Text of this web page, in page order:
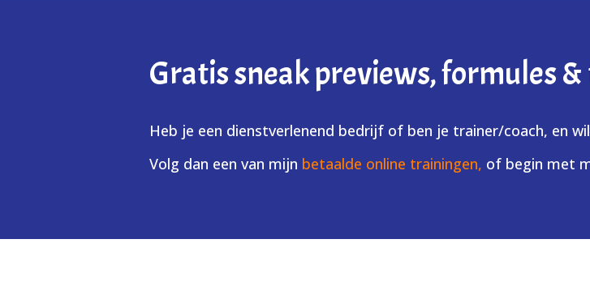
Gratis sneak previews, formules
Heb je een dienstverlenend bedrijf of ben je trainer/coach, en
Volg dan een van mijn betaalde online trainingen, of begin met